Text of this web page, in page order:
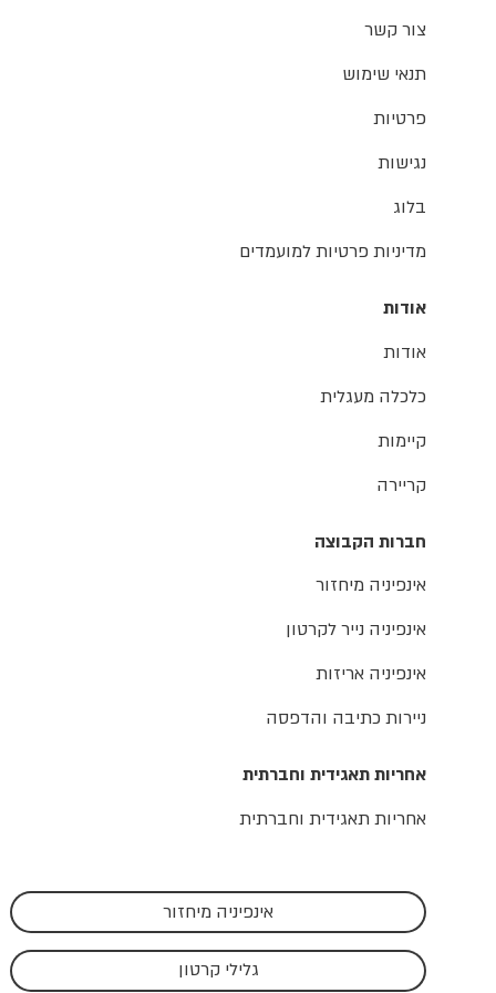
צור קשר
תנאי שימוש
פרטיות
נגישות
בלוג
מדיניות פרטיות למועמדים
אודות
אודות
כלכלה מעגלית
קיימות
קריירה
חברות הקבוצה
אינפיניה מיחזור
אינפיניה נייר לקרטון
אינפיניה אריזות
ניירות כתיבה והדפסה
אחריות תאגידית וחברתית
אחריות תאגידית וחברתית
אינפיניה מיחזור
גלילי קרטון